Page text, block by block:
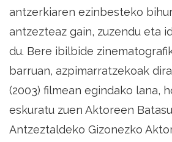
antzerkiaren ezinbesteko
antzezteaz gain, zuzendu eta
du. Bere ibilbide
barruan, azpimarratzekoak dira
(2003) filmean egindako lana,
eskuratu zuen Aktoreen
Antzeztaldeko Gizonezko